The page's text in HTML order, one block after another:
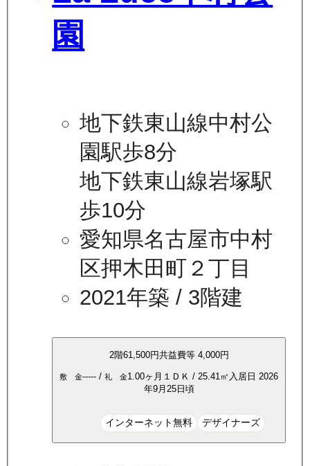
園
地下鉄東山線中村公
園駅歩8分
地下鉄東山線岩塚駅
歩10分
愛知県名古屋市中村
区押木田町２丁目
2021年築 / 3階建
2階61,500円共益費等 4,000円
敷 金----- / 礼 金1.00ヶ月 １ＤＫ / 25.41 ㎡ 入居日 2026
年9月25日頃
インターネット無料 デザイナーズ